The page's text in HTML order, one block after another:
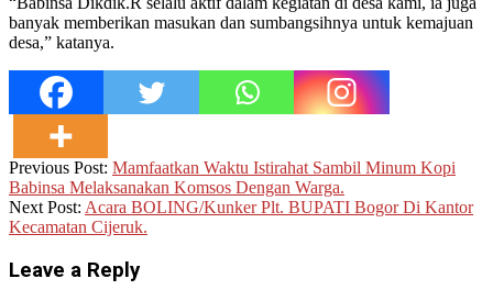
banyak memberikan masukan dan sumbangsihnya untuk kemajuan
desa,” katanya.
2022-
08-
28
Previous Post: Mamfaatkan Waktu Istirahat Sambil Minum Kopi
Babinsa Melaksanakan Komsos Dengan Warga.
Next Post: Acara BOLING/Kunker Plt. BUPATI Bogor Di Kantor
Kecamatan Cijeruk.
Leave a Reply